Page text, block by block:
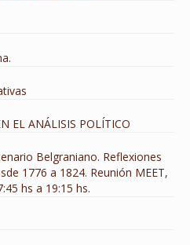
EL ANÁLISIS POLÍTICO
Belgraniano. Reflexiones
1776 a 1824. Reunión MEET,
hs a 19:15 hs.